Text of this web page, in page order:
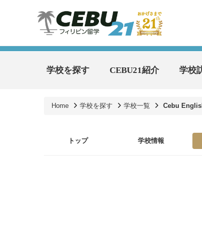
学校を探す CEBU21紹介 学校
Home 学校を探す 学校一覧 Cebu
トップ 学校情報